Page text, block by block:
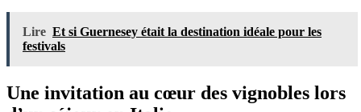
Lire Et si Guernesey était la destination idéale pour les
festivals
Une invitation au cœur des vignobles lors